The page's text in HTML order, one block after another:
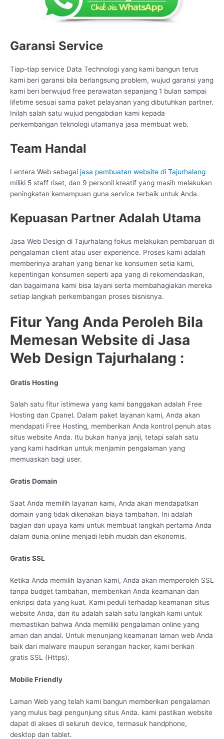
Garansi Service
Tiap-tiap service Data Technologi yang kami bangun terus
kami beri garansi bila berlangsung problem, wujud garansi yang
kami beri berwujud free perawatan sepanjang 1 bulan sampai
lifetime sesuai sama paket pelayanan yang dibutuhkan partner.
Inilah salah satu wujud pengabdian kami kepada
perkembangan teknologi utamanya jasa membuat web.
Team Handal
Lentera Web sebagai jasa pembuatan website di Tajurhalang
miliki 5 staff riset, dan 9 personil kreatif yang masih melakukan
peningkatan kemampuan guna service terbaik untuk Anda.
Kepuasan Partner Adalah Utama
Jasa Web Design di Tajurhalang fokus melakukan pembaruan di
pengalaman client atau user experience. Proses kami adalah
memberinya arahan yang benar ke konsumen setia kami,
kepentingan konsumen seperti apa yang di rekomendasikan,
dan bagaimana kami bisa layani serta membahagiakan mereka
setiap langkah perkembangan proses bisnisnya.
Fitur Yang Anda Peroleh Bila
Memesan Website di Jasa
Web Design Tajurhalang :
Gratis Hosting
Salah satu fitur istimewa yang kami banggakan adalah Free
Hosting dan Cpanel. Dalam paket layanan kami, Anda akan
mendapati Free Hosting, memberikan Anda kontrol penuh atas
situs website Anda. Itu bukan hanya janji, tetapi salah satu
yang kami hadirkan untuk menjamin pengalaman yang
memuaskan bagi user.
Gratis Domain
Saat Anda memilih layanan kami, Anda akan mendapatkan
domain yang tidak dikenakan biaya tambahan. Ini adalah
bagian dari upaya kami untuk membuat langkah pertama Anda
dalam dunia online menjadi lebih mudah dan ekonomis.
Gratis SSL
Ketika Anda memilih layanan kami, Anda akan memperoleh SSL
tanpa budget tambahan, memberikan Anda keamanan dan
enkripsi data yang kuat. Kami peduli terhadap keamanan situs
website Anda, dan itu adalah salah satu langkah kami untuk
memastikan bahwa Anda memiliki pengalaman online yang
aman dan andal. Untuk menunjang keamanan laman web Anda
baik dari malware maupun serangan hacker, kami berikan
gratis SSL (Https).
Mobile Friendly
Laman Web yang telah kami bangun memberikan pengalaman
yang mulus bagi pengunjung situs Anda. kami pastikan website
dapat di akses di seluruh device, termasuk handphone,
desktop dan tablet.